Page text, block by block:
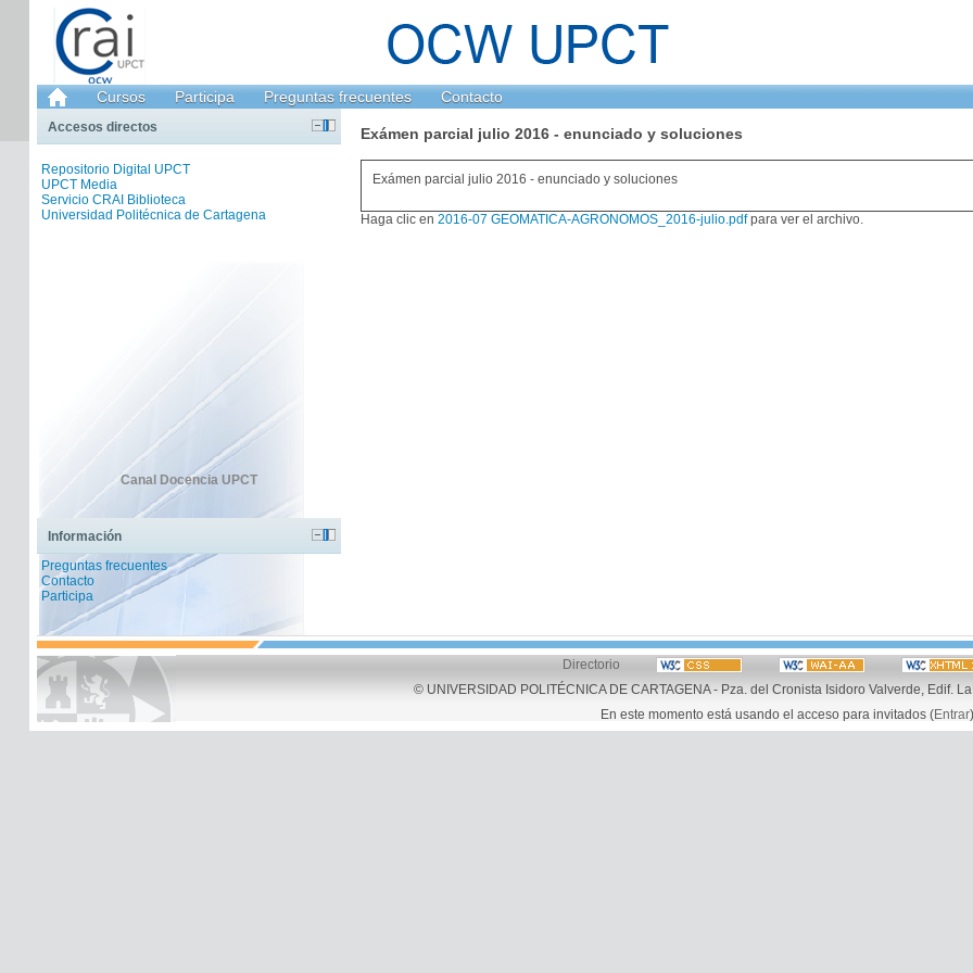
Cursos Participa Preguntas frecuentes Contacto
Exámen parcial julio 2016 - enunciado y soluciones
Exámen parcial julio 2016 - enunciado y soluciones
Haga clic en 2016-07 GEOMATICA-AGRONOMOS_2016-julio.pdfpara ver el archivo.
Accesos directos
Repositorio Digital UPCT
UPCT Media
Servicio CRAI Biblioteca
Universidad Politécnica de Cartagena
Canal Docencia UPCT
Información
Preguntas frecuentes
Contacto
Participa
Directorio
© UNIVERSIDAD POLITÉCNICA DE CARTAGENA - Pza. del Cronista Isidoro Valverde, Edif.
En este momento está usando el acceso para invitados (Entrar)